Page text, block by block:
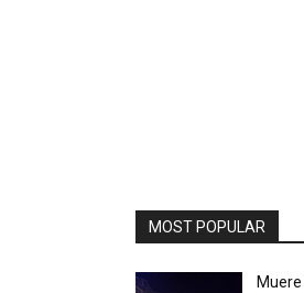
MOST POPULAR